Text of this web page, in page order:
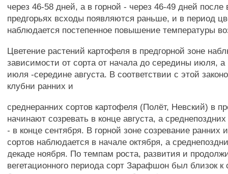
через 46-58 дней, а в горной - через 46-49 дней после
предгорьях всходы появляются раньше, и в период
наблюдается постепенное повышение температуры
Цветение растений картофеля в предгорной зоне
зависимости от сорта от начала до середины июля, а
июля -середине августа. В соответствии с этой
клубни ранних и
среднеранних сортов картофеля (Полёт, Невский) в
начинают созревать в конце августа, а
- в конце сентября. В горной зоне созревание ранних
сортов наблюдается в начале октября, а
декаде ноября. По темпам роста, развития и
вегетационного периода сорт Зарафшон был близок к